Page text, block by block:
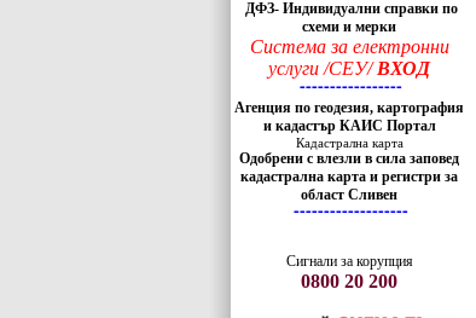
ДФЗ- Индивидуални справки по
схеми и мерки
Система за електронни
услуги /СЕУ/ВХОД
-----------------
Агенция по геодезия, картография
и кадастър КАИС Портал
Кадастрална карта
Одобрени с влезли в сила заповед
кадастрална карта и регистри за
област Сливен
-------------------
Сигнали за корупция
0800 20 200